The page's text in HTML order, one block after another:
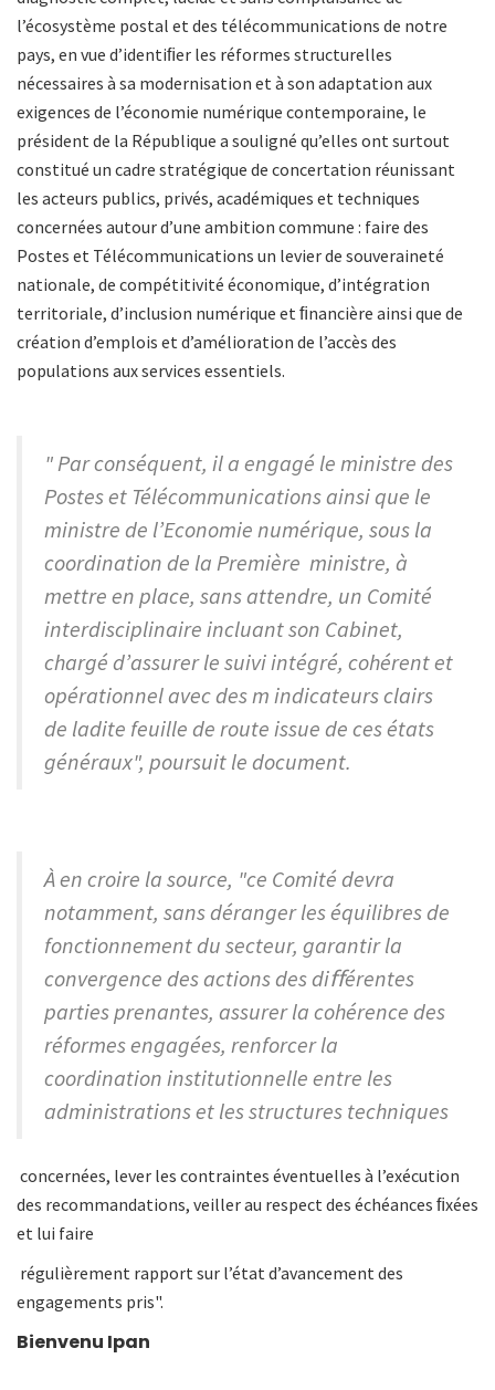
l’écosystème postal et des télécommunications de notre
pays, en vue d’identiﬁer les réformes structurelles
nécessaires à sa modernisation et à son adaptation aux
exigences de l’économie numérique contemporaine, le
président de la République a souligné qu’elles ont surtout
constitué un cadre stratégique de concertation réunissant
les acteurs publics, privés, académiques et techniques
concernées autour d’une ambition commune : faire des
Postes et Télécommunications un levier de souveraineté
nationale, de compétitivité économique, d’intégration
territoriale, d’inclusion numérique et ﬁnancière ainsi que de
création d’emplois et d’amélioration de l’accès des
populations aux services essentiels.
" Par conséquent, il a engagé le ministre des
Postes et Télécommunications ainsi que le
ministre de l’Economie numérique, sous la
coordination de la Première ministre, à
mettre en place, sans attendre, un Comité
interdisciplinaire incluant son Cabinet,
chargé d’assurer le suivi intégré, cohérent et
opérationnel avec des m indicateurs clairs
de ladite feuille de route issue de ces états
généraux", poursuit le document.
À en croire la source, "ce Comité devra
notamment, sans déranger les équilibres de
fonctionnement du secteur, garantir la
convergence des actions des diﬀérentes
parties prenantes, assurer la cohérence des
réformes engagées, renforcer la
coordination institutionnelle entre les
administrations et les structures techniques
concernées, lever les contraintes éventuelles à l’exécution
des recommandations, veiller au respect des échéances ﬁxées
et lui faire
régulièrement rapport sur l’état d’avancement des
engagements pris".
Bienvenu Ipan